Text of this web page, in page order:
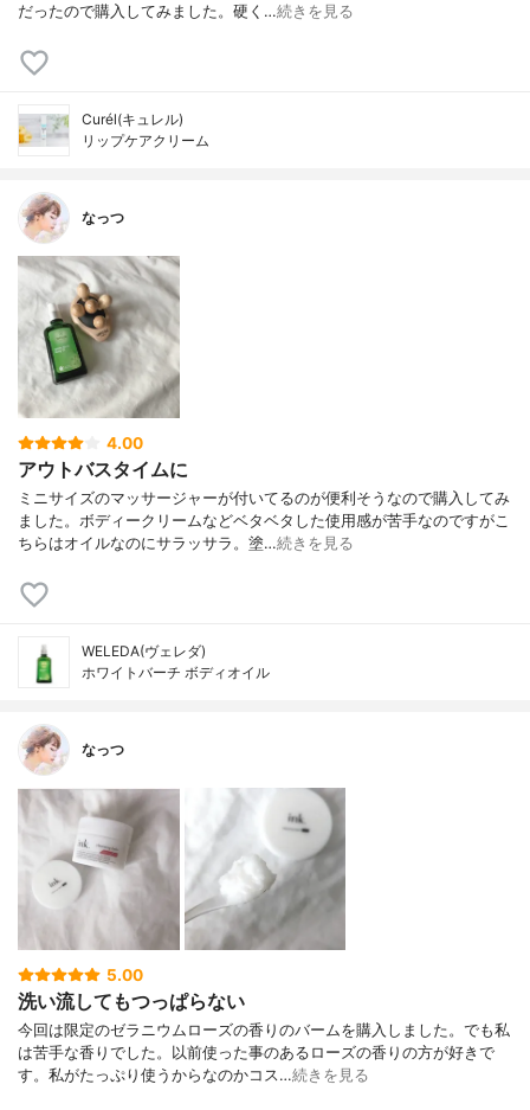
だったので購入してみました。硬く…続きを見る
Curél(キュレル)
リップケアクリーム
なっつ
4.00
アウトバスタイムに
ミニサイズのマッサージャーが付いてるのが便利そうなので購入してみ
ました。ボディークリームなどベタベタした使用感が苦手なのですがこ
ちらはオイルなのにサラッサラ。塗…続きを見る
WELEDA(ヴェレダ)
ホワイトバーチ ボディオイル
なっつ
5.00
洗い流してもつっぱらない
今回は限定のゼラニウムローズの香りのバームを購入しました。でも私
は苦手な香りでした。以前使った事のあるローズの香りの方が好きで
す。私がたっぷり使うからなのかコス…続きを見る